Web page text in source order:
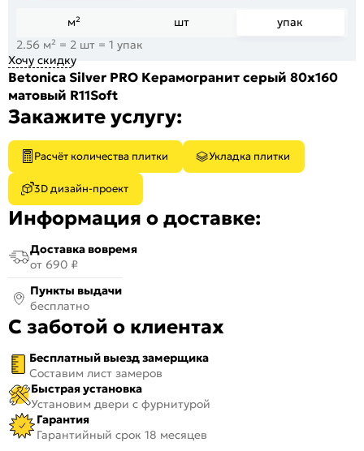
м² шт
упак
2.56 м² = 2 шт = 1 упак
Хочу скидку
Betonica Silver PRO Керамогранит серый 80х160
матовый R11Soft
Закажите услугу:
Расчёт количества плитки Укладка плитки
3D дизайн-проект
Информация о доставке:
Доставка вовремя
от 690 ₽
Пункты выдачи
бесплатно
С заботой о клиентах
Бесплатный выезд замерщика
Составим лист замеров
Быстрая установка
Установим двери с фурнитурой
Гарантия
Гарантийный срок 18 месяцев